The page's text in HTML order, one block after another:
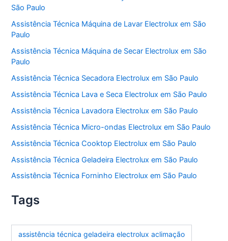
São Paulo
Assistência Técnica Máquina de Lavar Electrolux em São
Paulo
Assistência Técnica Máquina de Secar Electrolux em São
Paulo
Assistência Técnica Secadora Electrolux em São Paulo
Assistência Técnica Lava e Seca Electrolux em São Paulo
Assistência Técnica Lavadora Electrolux em São Paulo
Assistência Técnica Micro-ondas Electrolux em São Paulo
Assistência Técnica Cooktop Electrolux em São Paulo
Assistência Técnica Geladeira Electrolux em São Paulo
Assistência Técnica Forninho Electrolux em São Paulo
Tags
assistência técnica geladeira electrolux aclimação